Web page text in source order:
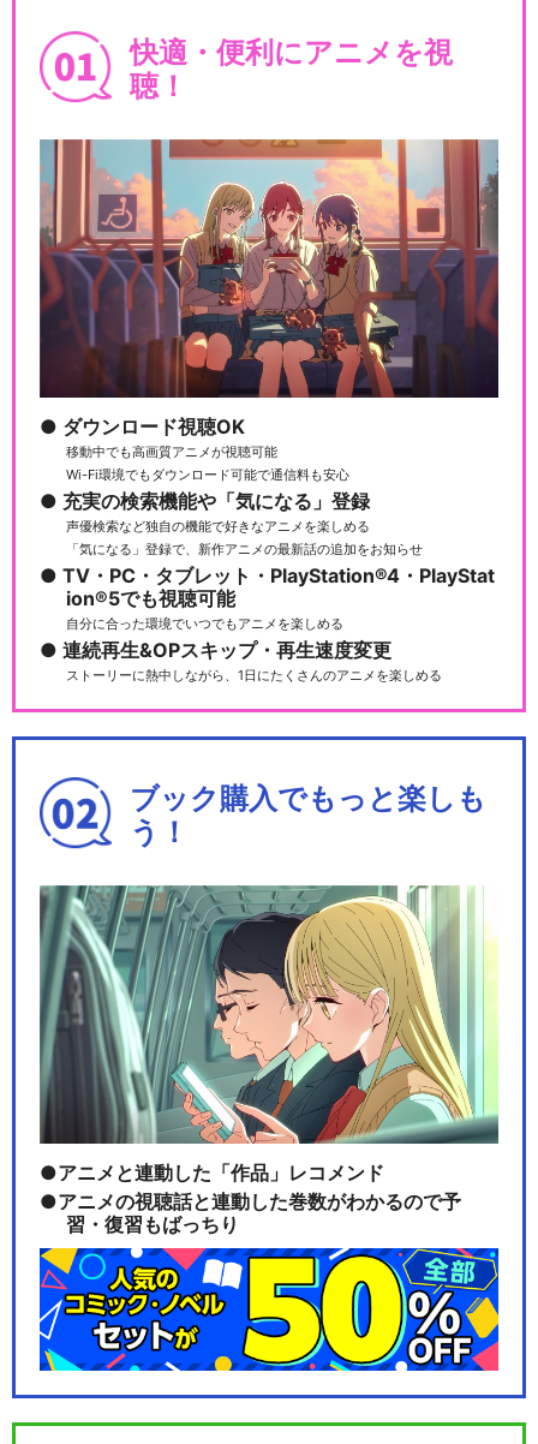
快適・便利にアニメを視
聴！
ダウンロード視聴OK
移動中でも高画質アニメが視聴可能
Wi-Fi環境でもダウンロード可能で通信料も安心
充実の検索機能や「気になる」登録
声優検索など独自の機能で好きなアニメを楽しめる
「気になる」登録で、新作アニメの最新話の追加をお知らせ
TV・PC・タブレット・PlayStation®4・PlayStat
ion®5でも視聴可能
自分に合った環境でいつでもアニメを楽しめる
連続再生&OPスキップ・再生速度変更
ストーリーに熱中しながら、1日にたくさんのアニメを楽しめる
ブック購入でもっと楽しも
う！
アニメと連動した「作品」レコメンド
アニメの視聴話と連動した巻数がわかるので予
習・復習もばっちり